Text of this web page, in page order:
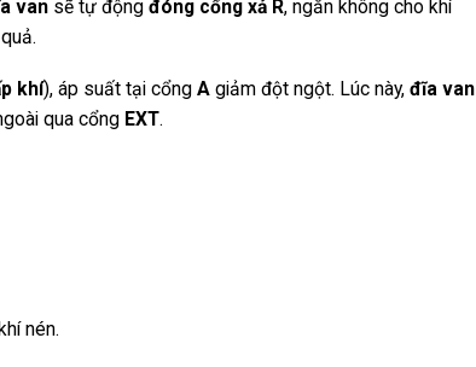
van sẽ tự động đóng cổng xả R, ngăn không cho khí
khí), áp suất tại cổng A giảm đột ngột. Lúc này, đĩa van
qua cổng EXT.
nén.